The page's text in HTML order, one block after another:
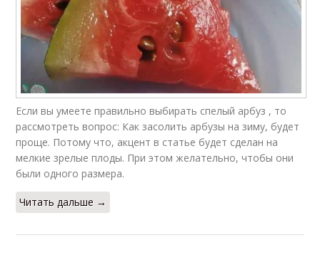
Если вы умеете правильно выбирать спелый арбуз , то
рассмотреть вопрос: Как засолить арбузы на зиму, будет
проще. Потому что, акцент в статье будет сделан на
мелкие зрелые плоды. При этом желательно, чтобы они
были одного размера.
Читать дальше →